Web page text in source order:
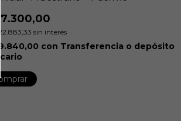
sin interés
con Transferencia o depósito